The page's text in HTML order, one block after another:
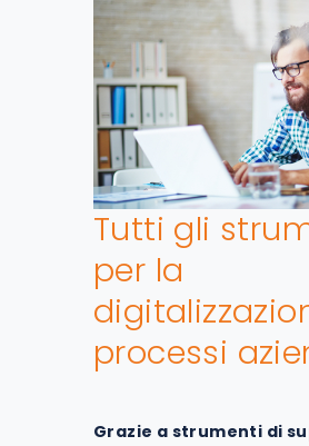
Tutti gli
per la
processi
Grazie a strumenti di